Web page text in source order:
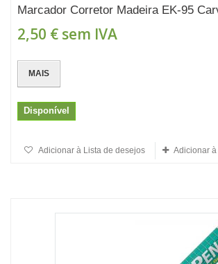
Marcador Corretor Madeira EK-95
2,50 € sem IVA
MAIS
Disponível
Adicionar à Lista de desejos Adicionar